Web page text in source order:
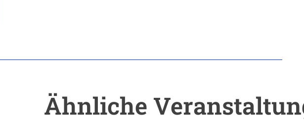
Ähnliche